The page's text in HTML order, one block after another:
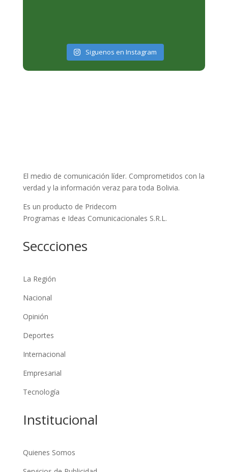
Siguenos en Instagram
El medio de comunicación líder. Comprometidos con la
verdad y la información veraz para toda Bolivia.
Es un producto de Pridecom
Programas e Ideas Comunicacionales S.R.L.
Seccciones
La Región
Nacional
Opinión
Deportes
Internacional
Empresarial
Tecnología
Institucional
Quienes Somos